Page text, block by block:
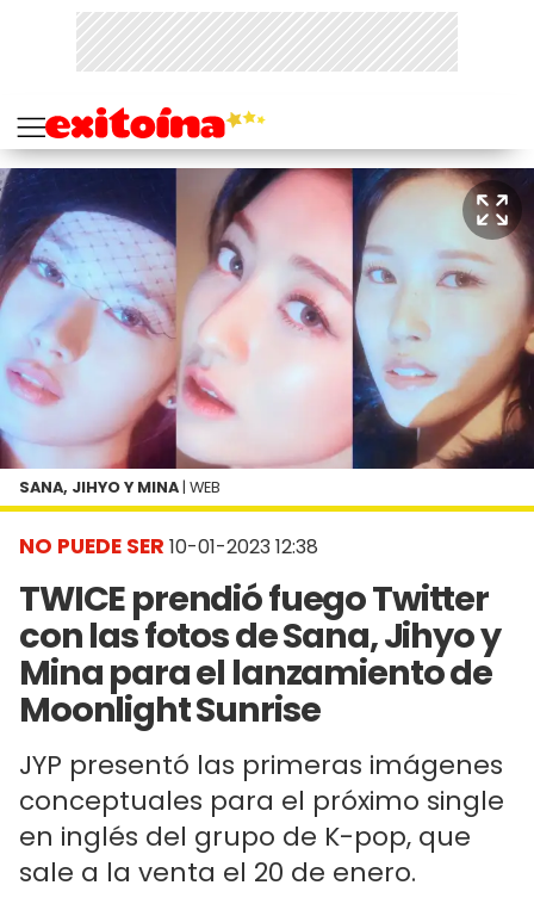
NO PUEDE SER 10-01-2023 12:38
TWICE prendió fuego Twitter
con las fotos de Sana, Jihyo y
Mina para el lanzamiento de
Moonlight Sunrise
JYP presentó las primeras imágenes
conceptuales para el próximo single
en inglés del grupo de K-pop, que
sale a la venta el 20 de enero.
SANA, JIHYO Y MINA | WEB